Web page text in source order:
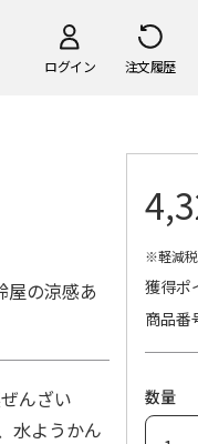
ログイン 注文履歴
の涼感あ
んざい
水ようかん
※軽減
獲得ポ
商品番
数量